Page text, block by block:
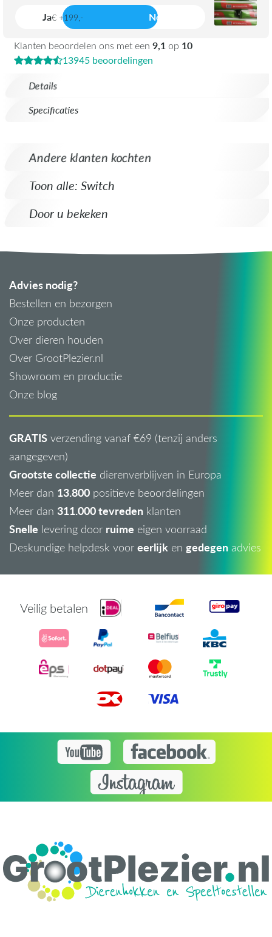
Details
Specificaties
Klanten beoordelen ons met een 9,1 op 10
13945 beoordelingen
Ja€ +199,- Nee
Andere klanten kochten
Toon alle: Switch
Door u bekeken
Advies nodig?
Bestellen en bezorgen
Onze producten
Over dieren houden
Over GrootPlezier.nl
Showroom en productie
Onze blog
GRATIS verzending vanaf €69 (tenzij anders
aangegeven)
Grootste collectie dierenverblijven in Europa
Meer dan 13.800 positieve beoordelingen
Meer dan 311.000 tevreden klanten
Snelle levering door ruime eigen voorraad
Deskundige helpdesk voor eerlijk en gedegen advies
Veilig betalen